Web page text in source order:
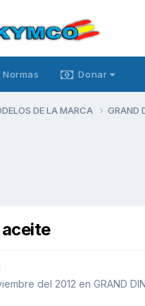
Normas Donar
DE LA MARCA GRAND
del 2012 en GRAND